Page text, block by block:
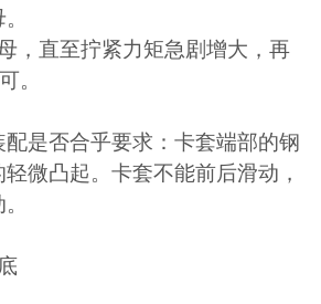
，直至拧紧力矩急剧增大，再
。
是否合乎要求：卡套端部的钢
微凸起。卡套不能前后滑动，